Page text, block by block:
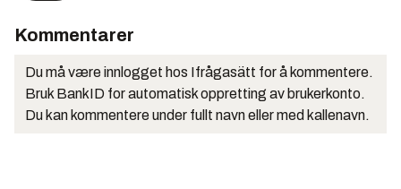
Kommentarer
Du må være innlogget hos Ifrågasätt for å kommentere.
Bruk BankID for automatisk oppretting av brukerkonto.
Du kan kommentere under fullt navn eller med kallenavn.